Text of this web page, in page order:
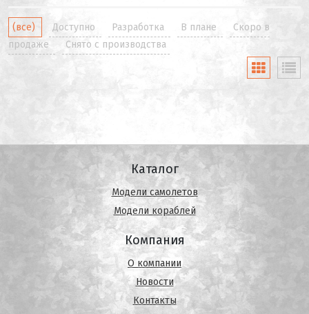
(все) Доступно Разработка В плане
Скоро в
продаже
Снято с производства
Каталог
Модели самолетов
Модели кораблей
Компания
О компании
Новости
Контакты